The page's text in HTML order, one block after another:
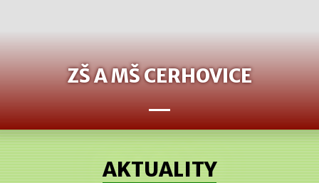
ZŠ A MŠ CERHOVICE
AKTUALITY